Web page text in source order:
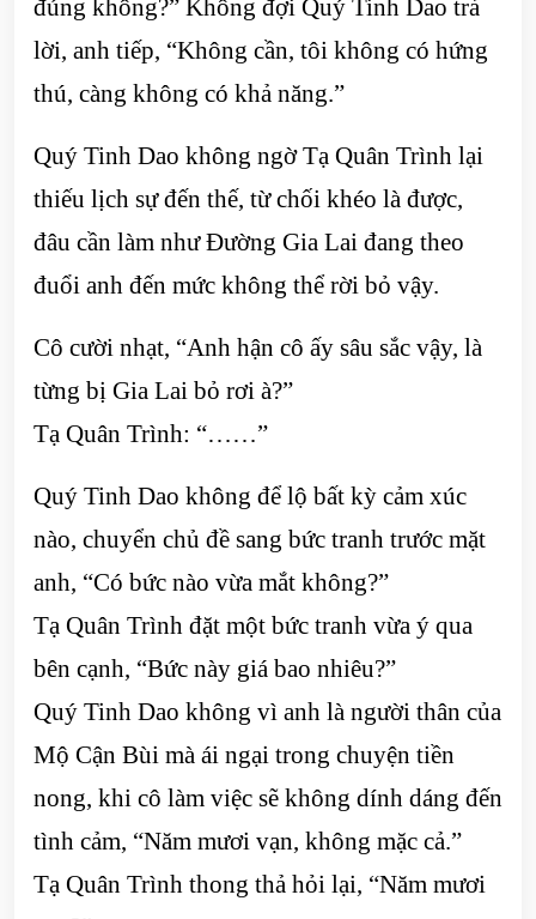
đúng không?” Không đợi Quý Tinh Dao trả
lời, anh tiếp, “Không cần, tôi không có hứng
thú, càng không có khả năng.”
Quý Tinh Dao không ngờ Tạ Quân Trình lại
thiếu lịch sự đến thế, từ chối khéo là được,
đâu cần làm như Đường Gia Lai đang theo
đuổi anh đến mức không thể rời bỏ vậy.
Cô cười nhạt, “Anh hận cô ấy sâu sắc vậy, là
từng bị Gia Lai bỏ rơi à?”
Tạ Quân Trình: “……”
Quý Tinh Dao không để lộ bất kỳ cảm xúc
nào, chuyển chủ đề sang bức tranh trước mặt
anh, “Có bức nào vừa mắt không?”
Tạ Quân Trình đặt một bức tranh vừa ý qua
bên cạnh, “Bức này giá bao nhiêu?”
Quý Tinh Dao không vì anh là người thân của
Mộ Cận Bùi mà ái ngại trong chuyện tiền
nong, khi cô làm việc sẽ không dính dáng đến
tình cảm, “Năm mươi vạn, không mặc cả.”
Tạ Quân Trình thong thả hỏi lại, “Năm mươi